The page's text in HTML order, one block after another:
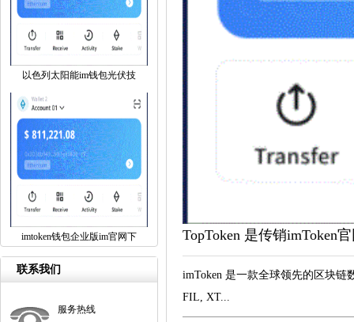
以色列太阳能im钱包光伏技
imtoken钱包企业版im官网下
联系我们
服务热线
TopToken 是传销imToken
imToken 是一款全球领先的区块链
FIL, XT...